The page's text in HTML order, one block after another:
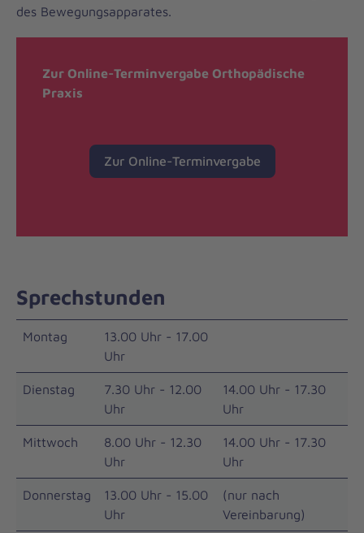
des Bewegungsapparates.
Zur Online-Terminvergabe Orthopädische
Praxis
Zur Online-Terminvergabe
Sprechstunden
Montag
13.00 Uhr - 17.00
Uhr
Dienstag
7.30 Uhr - 12.00
Uhr
14.00 Uhr - 17.30
Uhr
Mittwoch
8.00 Uhr - 12.30
Uhr
14.00 Uhr - 17.30
Uhr
Donnerstag
13.00 Uhr - 15.00
Uhr
(nur nach
Vereinbarung)